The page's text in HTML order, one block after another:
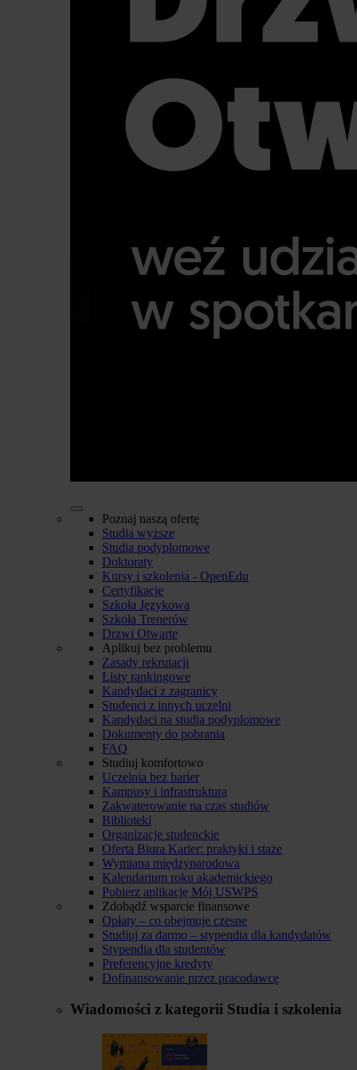
Poznaj naszą ofertę
Studia wyższe
Studia podyplomowe
Doktoraty
Kursy i szkolenia - OpenEdu
Certyfikacje
Szkoła Językowa
Szkoła Trenerów
Drzwi Otwarte
Aplikuj bez problemu
Zasady rekrutacji
Listy rankingowe
Kandydaci z zagranicy
Studenci z innych uczelni
Kandydaci na studia podyplomowe
Dokumenty do pobrania
FAQ
Studiuj komfortowo
Uczelnia bez barier
Kampusy i infrastruktura
Zakwaterowanie na czas studiów
Biblioteki
Organizacje studenckie
Oferta Biura Karier: praktyki i staże
Wymiana międzynarodowa
Kalendarium roku akademickiego
Pobierz aplikację Mój USWPS
Zdobądź wsparcie finansowe
Opłaty – co obejmuje czesne
Studiuj za darmo – stypendia dla kandydatów
Stypendia dla studentów
Preferencyjne kredyty
Dofinansowanie przez pracodawcę
Wiadomości z kategorii Studia i szkolenia